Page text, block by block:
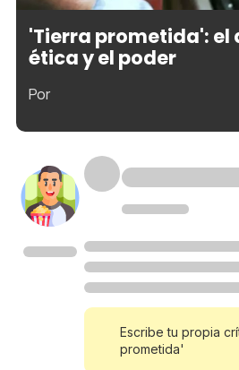
'Tierra prometida': el
ética y el poder
Por
Escribe tu propia
prometida'